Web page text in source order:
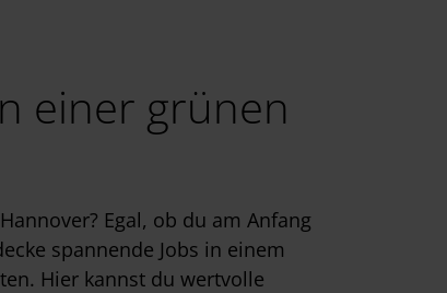
einer grünen
Egal, ob du am Anfang
spannende Jobs in einem
Hier kannst du wertvolle